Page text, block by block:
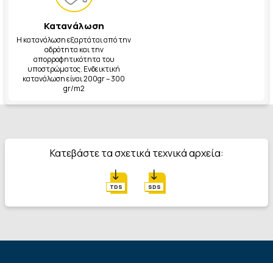
Κατανάλωση
Η κατανάλωση εξαρτάται από την
αδρότητα και την
απορροφητικότητα του
υποστρώματος. Ενδεικτική
κατανάλωση είναι 200gr – 300
gr/m2
Κατεβάστε τα σχετικά τεχνικά αρχεία:
TDS SDS